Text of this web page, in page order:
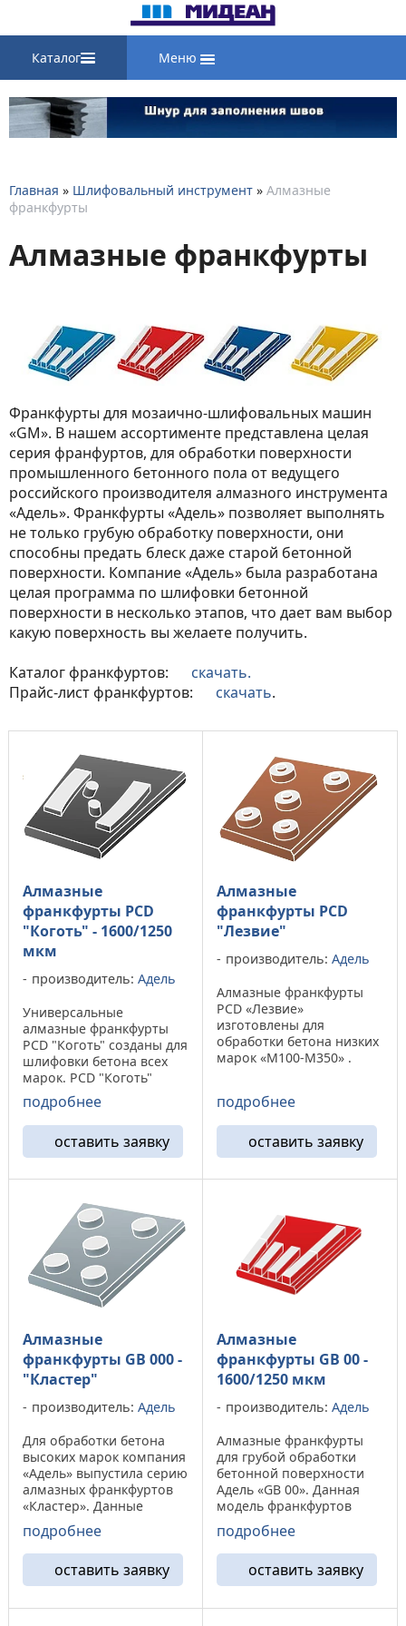
Каталог Меню
Главная » Шлифовальный инструмент » Алмазные
франкфурты
Алмазные франкфурты
Франкфурты для мозаично-шлифовальных машин
«GM». В нашем ассортименте представлена целая
серия франфуртов, для обработки поверхности
промышленного бетонного пола от ведущего
российского производителя алмазного инструмента
«Адель». Франкфурты «Адель» позволяет выполнять
не только грубую обработку поверхности, они
способны предать блеск даже старой бетонной
поверхности. Компание «Адель» была разработана
целая программа по шлифовки бетонной
поверхности в несколько этапов, что дает вам выбор
какую поверхность вы желаете получить.
Каталог франкфуртов:
скачать.
Прайс-лист франкфуртов:
скачать.
Алмазные
франкфурты PCD
"Коготь" - 1600/1250
мкм
производитель: Адель
Универсальные
алмазные франкфурты
PCD "Коготь" созданы для
шлифовки бетона всех
марок. PCD "Коготь"
подходит к машинам "GM
245" и "CO 327Ф" .
Франкурты «Коготь»
обладают высоким
ресурсом и способны
снять до 1,5 (мм) за один
подробнее
оставить заявку
Алмазные
франкфурты PCD
"Лезвие"
производитель: Адель
Алмазные франкфурты
PCD «Лезвие»
изготовлены для
обработки бетона низких
марок «М100-М350» .
полимерных или
эпоксидных
поверхностей, а на
бетонах высокой марки
подробнее
оставить заявку
Алмазные
франкфурты GB 000 -
"Кластер"
производитель: Адель
Для обработки бетона
высоких марок компания
«Адель» выпустила серию
алмазных франкфуртов
«Кластер». Данные
франкфурты способны
обработать
сверхпрочные бетоны, в
добавок могут снимать
небольшие полимерные
покрытия глубиной не ...
подробнее
оставить заявку
Алмазные
франкфурты GB 00 -
1600/1250 мкм
производитель: Адель
Алмазные франкфурты
для грубой обработки
бетонной поверхности
Адель «GB 00». Данная
модель франкфуртов
подходит для обработки
твердых марок бетона, а
на марках бетона «м100-
м250» показывает
повышенный износ
алмазного ...
подробнее
оставить заявку